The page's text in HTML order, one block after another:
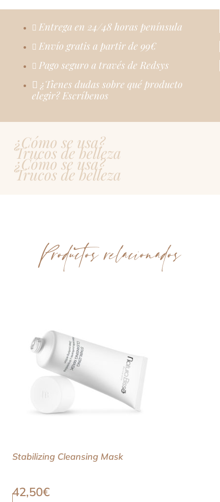
Entrega en 24/48 horas península
Envío gratis a partir de 99€
Pago seguro a través de Redsys
¿Tienes dudas sobre qué producto
elegir? Escríbenos
¿Cómo se usa?
Trucos de belleza
¿Cómo se usa?
Trucos de belleza
Productos relacionados
Stabilizing Cleansing Mask
42,50€